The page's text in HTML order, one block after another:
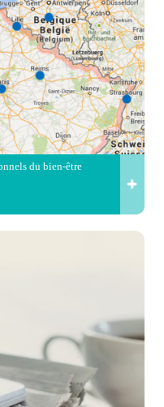
du bien-être